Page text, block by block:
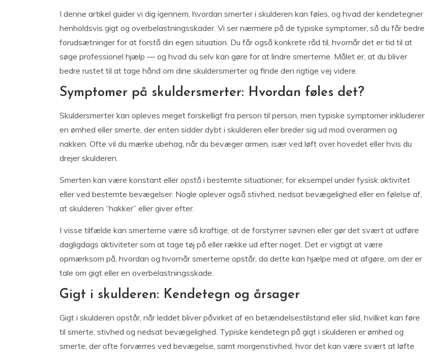
I denne artikel guider vi dig igennem, hvordan smerter i skulderen kan føles, og hvad der kendetegner
henholdsvis gigt og overbelastningsskader. Vi ser nærmere på de typiske symptomer, så du får bedre
forudsætninger for at forstå din egen situation. Du får også konkrete råd til, hvornår det er tid til at
søge professionel hjælp — og hvad du selv kan gøre for at lindre smerterne. Målet er, at du bliver
bedre rustet til at tage hånd om dine skuldersmerter og finde den rigtige vej videre.
Symptomer på skuldersmerter: Hvordan føles det?
Skuldersmerter kan opleves meget forskelligt fra person til person, men typiske symptomer inkluderer
en ømhed eller smerte, der enten sidder dybt i skulderen eller breder sig ud mod overarmen og
nakken. Ofte vil du mærke ubehag, når du bevæger armen, især ved løft over hovedet eller hvis du
drejer skulderen.
Smerten kan være konstant eller opstå i bestemte situationer, for eksempel under fysisk aktivitet
eller ved bestemte bevægelser. Nogle oplever også stivhed, nedsat bevægelighed eller en følelse af,
at skulderen “hakker” eller giver efter.
I visse tilfælde kan smerterne være så kraftige, at de forstyrrer søvnen eller gør det svært at udføre
dagligdags aktiviteter som at tage tøj på eller række ud efter noget. Det er vigtigt at være
opmærksom på, hvordan og hvornår smerterne opstår, da dette kan hjælpe med at afgøre, om der er
tale om gigt eller en overbelastningsskade.
Gigt i skulderen: Kendetegn og årsager
Gigt i skulderen opstår, når leddet bliver påvirket af en betændelsestilstand eller slid, hvilket kan føre
til smerte, stivhed og nedsat bevægelighed. Typiske kendetegn på gigt i skulderen er ømhed og
smerte, der ofte forværres ved bevægelse, samt morgenstivhed, hvor det kan være svært at løfte